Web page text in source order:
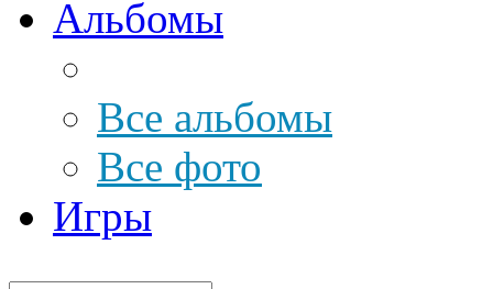
Альбомы
Все альбомы
Все фото
Игры